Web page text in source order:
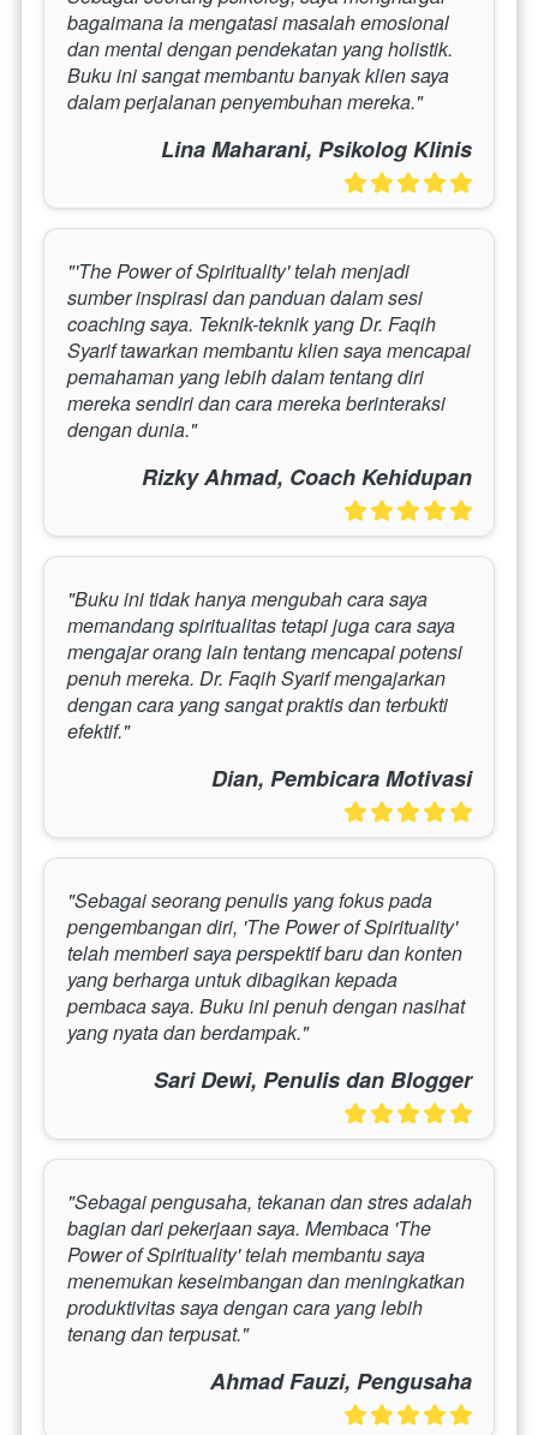
bagaimana ia mengatasi masalah emosional
dan mental dengan pendekatan yang holistik.
Buku ini sangat membantu banyak klien saya
dalam perjalanan penyembuhan mereka."
Lina Maharani, Psikolog Klinis
"'The Power of Spirituality' telah menjadi
sumber inspirasi dan panduan dalam sesi
coaching saya. Teknik-teknik yang Dr. Faqih
Syarif tawarkan membantu klien saya mencapai
pemahaman yang lebih dalam tentang diri
mereka sendiri dan cara mereka berinteraksi
dengan dunia."
Rizky Ahmad, Coach Kehidupan
"Buku ini tidak hanya mengubah cara saya
memandang spiritualitas tetapi juga cara saya
mengajar orang lain tentang mencapai potensi
penuh mereka. Dr. Faqih Syarif mengajarkan
dengan cara yang sangat praktis dan terbukti
efektif."
Dian, Pembicara Motivasi
"Sebagai seorang penulis yang fokus pada
pengembangan diri, 'The Power of Spirituality'
telah memberi saya perspektif baru dan konten
yang berharga untuk dibagikan kepada
pembaca saya. Buku ini penuh dengan nasihat
yang nyata dan berdampak."
Sari Dewi, Penulis dan Blogger
"Sebagai pengusaha, tekanan dan stres adalah
bagian dari pekerjaan saya. Membaca 'The
Power of Spirituality' telah membantu saya
menemukan keseimbangan dan meningkatkan
produktivitas saya dengan cara yang lebih
tenang dan terpusat."
Ahmad Fauzi, Pengusaha